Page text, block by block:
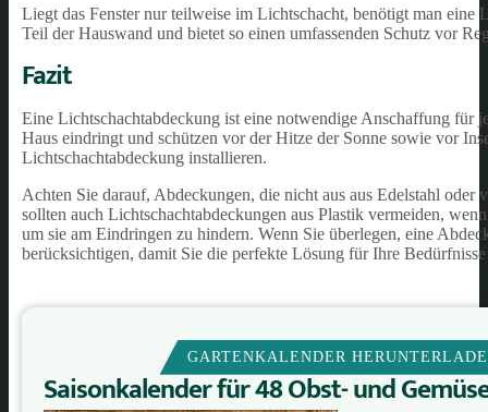
Liegt das Fenster nur teilweise im Lichtschacht, benötigt man
Teil der Hauswand und bietet so einen umfassenden Schutz vor
Fazit
Eine Lichtschachtabdeckung ist eine notwendige Anschaffung für
Haus eindringt und schützen vor der Hitze der Sonne sowie vor
Lichtschachtabdeckung installieren.
Achten Sie darauf, Abdeckungen, die nicht aus aus Edelstahl
sollten auch Lichtschachtabdeckungen aus Plastik vermeiden,
um sie am Eindringen zu hindern. Wenn Sie überlegen, eine
berücksichtigen, damit Sie die perfekte Lösung für Ihre
GARTENKALENDER
Saisonkalender für 48 Obst- und